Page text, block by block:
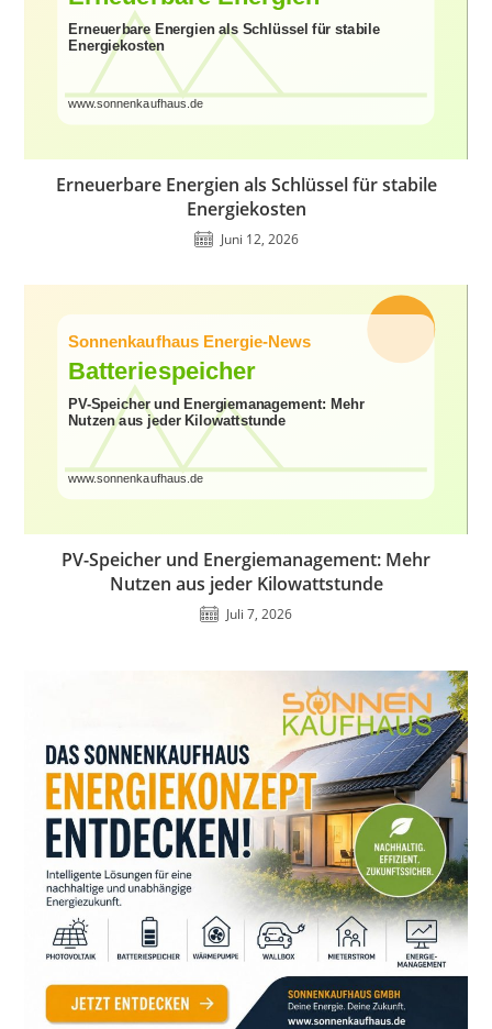
Erneuerbare Energien als Schlüssel für stabile
Energiekosten
Juni 12, 2026
PV-Speicher und Energiemanagement: Mehr
Nutzen aus jeder Kilowattstunde
Juli 7, 2026